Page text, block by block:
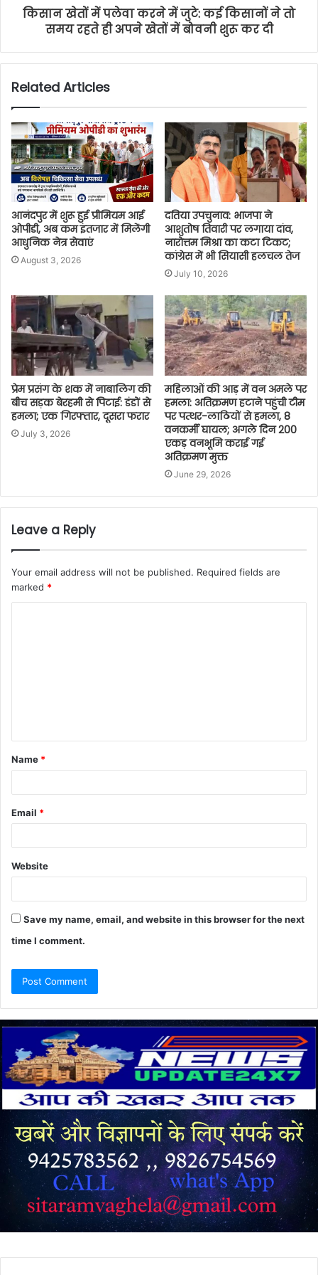
किसान खेतों में पलेवा करने में जुटे: कई किसानों ने तो
समय रहते ही अपने खेतों में बोवनी शुरू कर दी
Related Articles
आनंदपुर में शुरू हुई प्रीमियम आई
ओपीडी, अब कम इंतजार में मिलेंगी
आधुनिक नेत्र सेवाएं
August 3, 2026
दतिया उपचुनाव: भाजपा ने
आशुतोष तिवारी पर लगाया दांव,
नारोत्तम मिश्रा का कटा टिकट;
कांग्रेस में भी सियासी हलचल तेज
July 10, 2026
प्रेम प्रसंग के शक में नाबालिग की
बीच सड़क बेरहमी से पिटाई: डंडों से
हमला; एक गिरफ्तार, दूसरा फरार
July 3, 2026
महिलाओं की आड़ में वन अमले पर
हमला: अतिक्रमण हटाने पहुंची टीम
पर पत्थर-लाठियों से हमला, 8
वनकर्मी घायल; अगले दिन 200
एकड़ वनभूमि कराई गई
अतिक्रमण मुक्त
June 29, 2026
Leave a Reply
Your email address will not be published. Required fields are
marked *
t
*
Name *
Email *
Website
Save my name, email, and website in this browser for the next
time I comment.